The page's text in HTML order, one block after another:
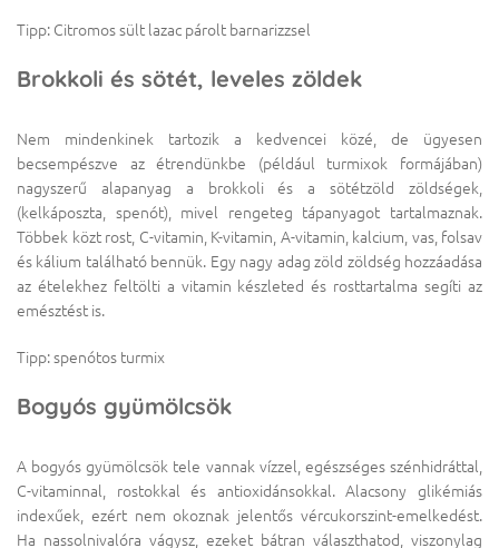
Tipp: Citromos sült lazac párolt barnarizzsel
Brokkoli és sötét, leveles zöldek
Nem mindenkinek tartozik a kedvencei közé, de ügyesen
becsempészve az étrendünkbe (például turmixok formájában)
nagyszerű alapanyag a brokkoli és a sötétzöld zöldségek,
(kelkáposzta, spenót), mivel rengeteg tápanyagot tartalmaznak.
Többek közt rost, C-vitamin, K-vitamin, A-vitamin, kalcium, vas, folsav
és kálium található bennük. Egy nagy adag zöld zöldség hozzáadása
az ételekhez feltölti a vitamin készleted és rosttartalma segíti az
emésztést is.
Tipp: spenótos turmix
Bogyós gyümölcsök
A bogyós gyümölcsök tele vannak vízzel, egészséges szénhidráttal,
C-vitaminnal, rostokkal és antioxidánsokkal. Alacsony glikémiás
indexűek, ezért nem okoznak jelentős vércukorszint-emelkedést.
Ha nassolnivalóra vágysz, ezeket bátran választhatod, viszonylag